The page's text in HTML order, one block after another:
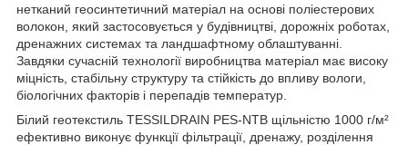
нетканий геосинтетичний матеріал на основі поліестерових
волокон, який застосовується у будівництві, дорожніх роботах,
дренажних системах та ландшафтному облаштуванні.
Завдяки сучасній технології виробництва матеріал має високу
міцність, стабільну структуру та стійкість до впливу вологи,
біологічних факторів і перепадів температур.
Білий геотекстиль TESSILDRAIN PES-NTB щільністю 1000 г/м²
ефективно виконує функції фільтрації, дренажу, розділення